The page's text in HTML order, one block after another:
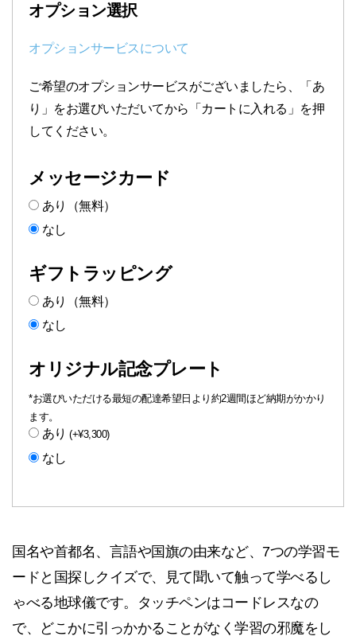
付
地
儀
ス
タ
ダ
（乾
池
付）
個
オプション選択
オプションサービスについて
ご希望のオプションサービスがございましたら、「あ
り」をお選びいただいてから「カートに入れる」を押
してください。
メッセージカード
あり（無料）
なし
ギフトラッピング
あり（無料）
なし
オリジナル記念プレート
*お選びいただける最短の配達希望日より約2週間ほど納期がかかり
ます。
あり (+¥3,300)
なし
国名や首都名、言語や国旗の由来など、7つの学習モ
ードと国探しクイズで、見て聞いて触って学べるし
ゃべる地球儀です。タッチペンはコードレスなの
で、どこかに引っかかることがなく学習の邪魔をし